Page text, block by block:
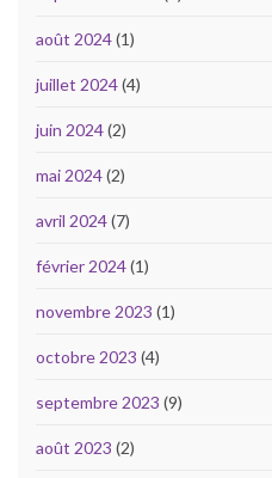
août 2024(1)
juillet 2024(4)
juin 2024(2)
mai 2024(2)
avril 2024(7)
février 2024(1)
novembre 2023 (1)
octobre 2023 (4)
septembre 2023 (9)
août 2023 (2)